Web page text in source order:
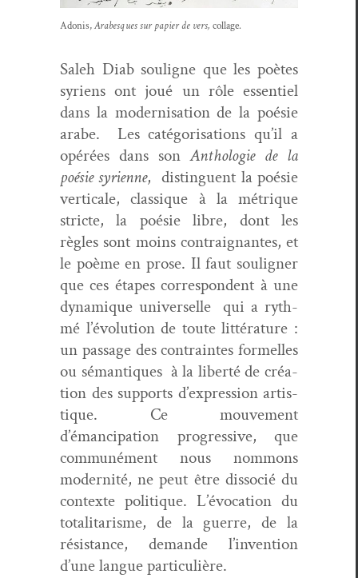
Ado­nis,Arabesques sur papi­er de vers, col­lage.
Saleh Diab souligne que les poètes
syriens ont joué un rôle essen­tiel
dans la mod­erni­sa­tion de la poésie
arabe. Les caté­gori­sa­tions qu’il a
opérées dans sonAntholo­gie de la
poésie syri­enne, dis­tinguent la poésie
ver­ti­cale, clas­sique à la métrique
stricte, la poésie libre, dont les
règles sont moins con­traig­nantes, et
le poème en prose. Il faut soulign­er
que ces étapes cor­re­spon­dent à une
dynamique uni­verselle qui a ryth­
mé l’évolution de toute lit­téra­ture :
un pas­sage des con­traintes formelles
ou séman­tiques à la lib­erté de créa­
tion des sup­ports d’expression artis­
tique. Ce mou­ve­ment
d’émancipation pro­gres­sive, que
com­muné­ment nous nom­mons
moder­nité, ne peut être dis­so­cié du
con­texte poli­tique. L’évocation du
total­i­tarisme, de la guerre, de la
résis­tance, demande l’invention
d’une langue particulière.